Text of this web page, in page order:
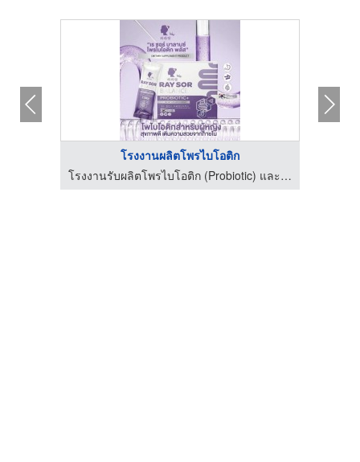
โรงงานผลิตโพรไบโอติก
โรงงานรับผลิตโพรไบโอติก (Probiotic) และอาหารเสริม OEM